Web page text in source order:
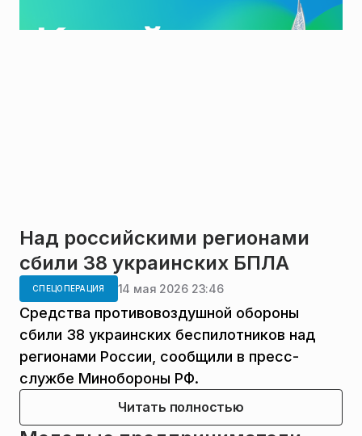
Над российскими регионами
сбили 38 украинских БПЛА
СПЕЦОПЕРАЦИЯ 14 мая 2026 23:46
Средства противовоздушной обороны
сбили 38 украинских беспилотников над
регионами России, сообщили в пресс-
службе Минобороны РФ.
Читать полностью